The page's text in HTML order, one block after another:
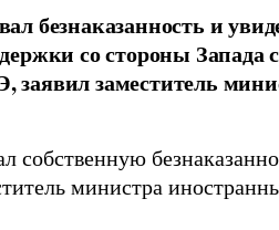
безнаказанность и
со стороны
заместитель
собственную
министра